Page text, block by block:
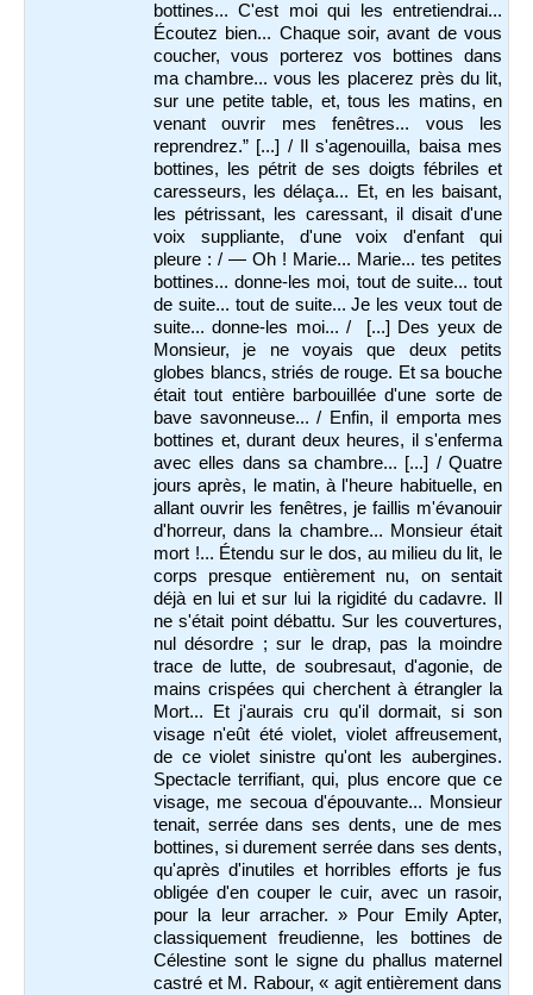
bottines... C'est moi qui les entretiendrai...
Écoutez bien... Chaque soir, avant de vous
coucher, vous porterez vos bottines dans
ma chambre... vous les placerez près du lit,
sur une petite table, et, tous les matins, en
venant ouvrir mes fenêtres... vous les
reprendrez.” [...] / Il s'agenouilla, baisa mes
bottines, les pétrit de ses doigts fébriles et
caresseurs, les délaça... Et, en les baisant,
les pétrissant, les caressant, il disait d'une
voix suppliante, d'une voix d'enfant qui
pleure : / — Oh ! Marie... Marie... tes petites
bottines... donne-les moi, tout de suite... tout
de suite... tout de suite... Je les veux tout de
suite... donne-les moi... / [...] Des yeux de
Monsieur, je ne voyais que deux petits
globes blancs, striés de rouge. Et sa bouche
était tout entière barbouillée d'une sorte de
bave savonneuse... / Enfin, il emporta mes
bottines et, durant deux heures, il s'enferma
avec elles dans sa chambre... [...] / Quatre
jours après, le matin, à l'heure habituelle, en
allant ouvrir les fenêtres, je faillis m'évanouir
d'horreur, dans la chambre... Monsieur était
mort !... Étendu sur le dos, au milieu du lit, le
corps presque entièrement nu, on sentait
déjà en lui et sur lui la rigidité du cadavre. Il
ne s'était point débattu. Sur les couvertures,
nul désordre ; sur le drap, pas la moindre
trace de lutte, de soubresaut, d'agonie, de
mains crispées qui cherchent à étrangler la
Mort... Et j'aurais cru qu'il dormait, si son
visage n'eût été violet, violet affreusement,
de ce violet sinistre qu'ont les aubergines.
Spectacle terrifiant, qui, plus encore que ce
visage, me secoua d'épouvante... Monsieur
tenait, serrée dans ses dents, une de mes
bottines, si durement serrée dans ses dents,
qu'après d'inutiles et horribles efforts je fus
obligée d'en couper le cuir, avec un rasoir,
pour la leur arracher. » Pour Emily Apter,
classiquement freudienne,
les bottines de
Célestine sont le signe du phallus maternel
castré et M. Rabour, « agit entièrement dans